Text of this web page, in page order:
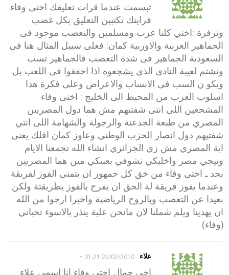
تبسمت عندما قرات تعليقك اختى وفاء
فرايتك تكتبين التعليق بكل غضب
ونرفزة :اختي كلنا عرب ومسلمين والتعصب موجود فى
الجماهير العربية والاوربية كمان: فعلى سبيل المثال هنا فى
السعودية الجماهير فى شدة التعصب فالجماهير تسب
وتشتم لعيبة النادى الذي يشجعوه اذا اخفقوا فى اللعب بل
ويكو ن السب فى الانساب والاعراض وعلى فكرة هذا
اسلوب العرب من المحيط الى الخليج : اختى وفاء
المشجعين اللى انتى شفتيهم مش هما دول المصريين
المصري من طبعة الجدعنة والرجولة والشهامة اللى انتي
شفتيهم دول انصار الحزب الوطني وعاوز كمان اقلك يعني
اية المصري مش زي الجزائري انشاء الله تجمعنا الايام
وتيجي مصر واخليكي تشوفي بعنيكي مين هما المصريين
بجد ـ اختى وفاء من خق كل جمهور ان يتمنى الفوز لفريقة
وعندما يفوز فريقة لة الحق ان يفرح بالفوز يطريقتة ولكن
بعيدا عن التعصب وبالروح الرياضية واخيرا ارجوا من الله
ان يهدينا ويلم شملنا لان مانحن علية ينذر بالاسوء تحياتي
(وفاء)
علاء 22/02/2010 01:21
-
اخي جمال اختي وفاء انا اسمي علاء